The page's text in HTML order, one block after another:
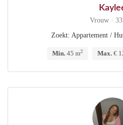
Vrouw ·
Zoekt: Appartement /
Min. 45 m2 Max. €